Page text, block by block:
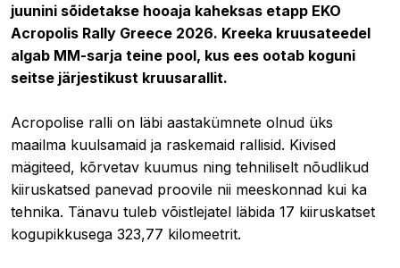
juunini sõidetakse hooaja kaheksas etapp EKO
Acropolis Rally Greece 2026. Kreeka kruusateedel
algab MM-sarja teine pool, kus ees ootab koguni
seitse järjestikust kruusarallit.
Acropolise ralli on läbi aastakümnete olnud üks
maailma kuulsamaid ja raskemaid rallisid. Kivised
mägiteed, kõrvetav kuumus ning tehniliselt nõudlikud
kiiruskatsed panevad proovile nii meeskonnad kui ka
tehnika. Tänavu tuleb võistlejatel läbida 17 kiiruskatset
kogupikkusega 323,77 kilomeetrit.